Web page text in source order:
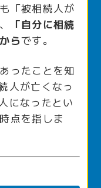
「被相続人が
「自分に相続
らです。
ったことを知
人が亡くなっ
になったとい
点を指しま